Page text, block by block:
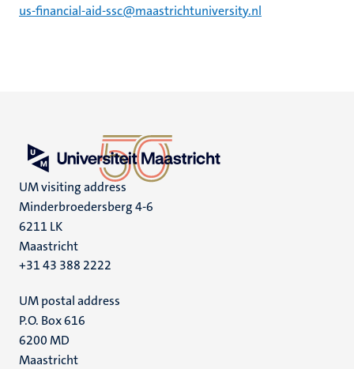
us-financial-aid-ssc@maastrichtuniversity.nl
UM visiting address
Minderbroedersberg 4-6
6211 LK
Maastricht
+31 43 388 2222
UM postal address
P.O. Box 616
6200 MD
Maastricht